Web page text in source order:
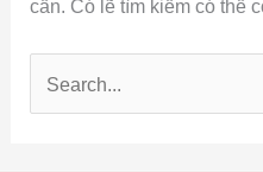
cần. Có lẽ tìm kiếm có thể